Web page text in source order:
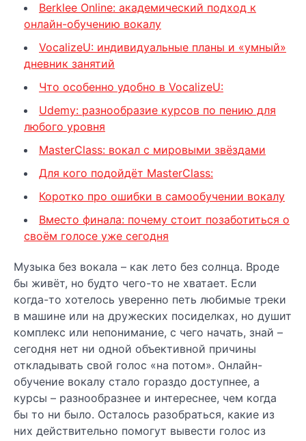
Berklee Online: академический подход к
онлайн-обучению вокалу
VocalizeU: индивидуальные планы и «умный»
дневник занятий
Что особенно удобно в VocalizeU:
Udemy: разнообразие курсов по пению для
любого уровня
MasterClass: вокал с мировыми звёздами
Для кого подойдёт MasterClass:
Коротко про ошибки в самообучении вокалу
Вместо финала: почему стоит позаботиться о
своём голосе уже сегодня
Музыка без вокала – как лето без солнца. Вроде
бы живёт, но будто чего-то не хватает. Если
когда-то хотелось уверенно петь любимые треки
в машине или на дружеских посиделках, но душит
комплекс или непонимание, с чего начать, знай –
сегодня нет ни одной объективной причины
откладывать свой голос «на потом». Онлайн-
обучение вокалу стало гораздо доступнее, а
курсы – разнообразнее и интереснее, чем когда
бы то ни было. Осталось разобраться, какие из
них действительно помогут вывести голос из